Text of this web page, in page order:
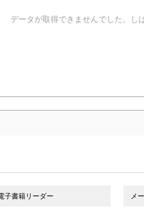
データが取得できませんでした。し
子書籍リーダー メ